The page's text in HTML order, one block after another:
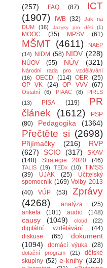
(257)
FAQ (87)
ICT
(1907)
IWB (32) Jak na
DUM
(16) Jazyky pro děti (1)
MOOC (35) MPSV (61)
MŠMT (4611)
NAEP
(14)
NIDM (58) NIDV (228)
NÚOV (55) NÚV (321)
Národní rada pro vzdělávání
(16)
OECD (114) OER (25)
OP VK
(24) OP VVV (67)
Ostatní (6) PIAAC (8)
PIRLS
(13)
PISA (119)
PR
článek
(1612)
PSP
(80)
Pedagogika (1364)
Přečtěte si (2698)
Přijímačky (216)
RVP
(627)
SCIO (317)
SKAV
(148)
Strategie 2020 (46)
TALIS (19) TEDx (10)
TIMSS
(39)
UJAK (25)
Učitelský
spomocník (169) Volby 2013
(40)
VÚP (53)
Zprávy
(4268)
analýza
(25)
anketa
(101) audio (148)
causy (1049) cloud (22)
digitální vzdělávání
(44)
diskuse
(65)
dokument
(1094)
domácí výuka (28)
dotační program (21)
dětské
skupiny (52) e-knihy (323)